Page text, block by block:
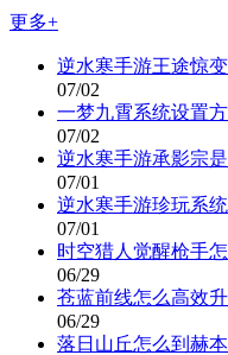
更多+
逆水寒手游王途惊
07/02
一梦九霄系统设置
07/02
逆水寒手游承影宗
07/01
逆水寒手游珍玩系
07/01
时空猎人觉醒枪手
06/29
苍蓝前线怎么高效
06/29
落日山丘怎么到赫